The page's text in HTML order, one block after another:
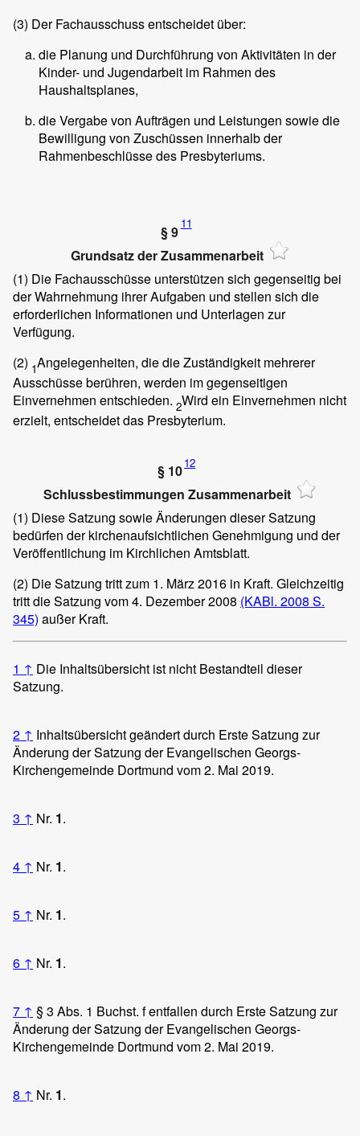
(3) Der Fachausschuss entscheidet über:
die Planung und Durchführung von Aktivitäten in der
Kinder- und Jugendarbeit im Rahmen des
Haushaltsplanes,
die Vergabe von Aufträgen und Leistungen sowie die
Bewilligung von Zuschüssen innerhalb der
Rahmenbeschlüsse des Presbyteriums.
§ 9 11
Grundsatz der Zusammenarbeit
(1) Die Fachausschüsse unterstützen sich gegenseitig bei
der Wahrnehmung ihrer Aufgaben und stellen sich die
erforderlichen Informationen und Unterlagen zur
Verfügung.
(2) 1Angelegenheiten, die die Zuständigkeit mehrerer
Ausschüsse berühren, werden im gegenseitigen
Einvernehmen entschieden. 2Wird ein Einvernehmen nicht
erzielt, entscheidet das Presbyterium.
§ 1012
Schlussbestimmungen Zusammenarbeit
(1) Diese Satzung sowie Änderungen dieser Satzung
bedürfen der kirchenaufsichtlichen Genehmigung und der
Veröffentlichung im Kirchlichen Amtsblatt.
(2) Die Satzung tritt zum 1. März 2016 in Kraft. Gleichzeitig
tritt die Satzung vom 4. Dezember 2008 (KABl. 2008 S.
345) außer Kraft.
1 ↑ Die Inhaltsübersicht ist nicht Bestandteil dieser
Satzung.
2 ↑ Inhaltsübersicht geändert durch Erste Satzung zur
Änderung der Satzung der Evangelischen Georgs-
Kirchengemeinde Dortmund vom 2. Mai 2019.
3 ↑ Nr. 1.
4 ↑ Nr. 1.
5 ↑ Nr. 1.
6 ↑ Nr. 1.
7 ↑ § 3 Abs. 1 Buchst. f entfallen durch Erste Satzung zur
Änderung der Satzung der Evangelischen Georgs-
Kirchengemeinde Dortmund vom 2. Mai 2019.
8 ↑ Nr. 1.